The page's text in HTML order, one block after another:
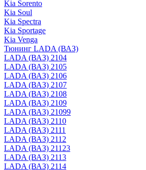
Kia Sorento
Kia Soul
Kia Spectra
Kia Sportage
Kia Venga
Тюнинг LADA (ВАЗ)
LADA (ВАЗ) 2104
LADA (ВАЗ) 2105
LADA (ВАЗ) 2106
LADA (ВАЗ) 2107
LADA (ВАЗ) 2108
LADA (ВАЗ) 2109
LADA (ВАЗ) 21099
LADA (ВАЗ) 2110
LADA (ВАЗ) 2111
LADA (ВАЗ) 2112
LADA (ВАЗ) 21123
LADA (ВАЗ) 2113
LADA (ВАЗ) 2114